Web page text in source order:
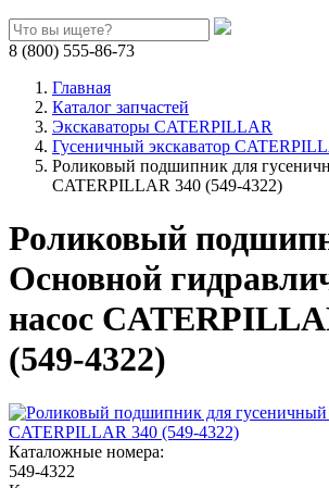
8 (800) 555-86-73
Главная
Каталог запчастей
Экскаваторы CATERPILLAR
Гусеничный экскаватор
Роликовый подшипник для
CATERPILLAR 340 (549-4322)
Роликовый
Основной
насос
(549-4322)
Каталожные номера:
549-4322